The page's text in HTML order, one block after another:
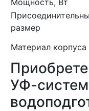
Мощность, Вт
размер
Материал корпуса
УФ-